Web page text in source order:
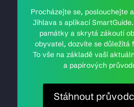
Procházejte se, poslouchejte
Jihlava s aplikací
památky a skrytá zákoutí
obyvatel, dozvíte se důležitá
To vše na základě vaší
a papírových
Stáhnout